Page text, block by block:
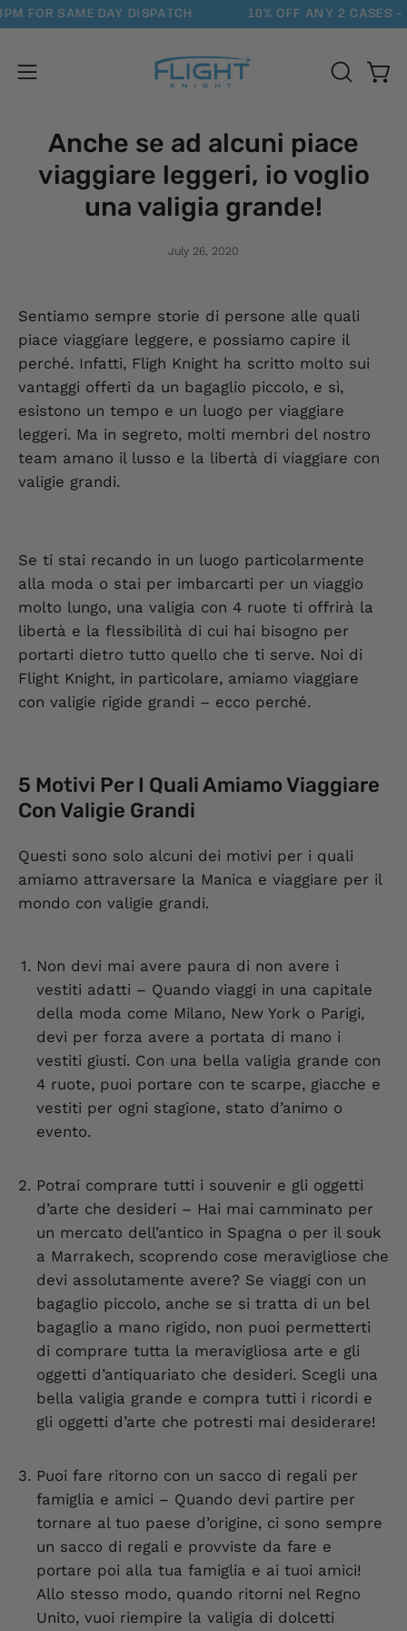
Skip
to
FOR SAME DAY DISPATCH 10% OFF ANY 2 CASES -
Open
menu
OPEN
Anche se ad alcuni piace
viaggiare leggeri, io voglio
una valigia grande!
July 26, 2020
Sentiamo sempre storie di persone alle quali
piace viaggiare leggere, e possiamo capire il
perché. Infatti, Fligh Knight ha scritto molto sui
vantaggi offerti da un bagaglio piccolo, e sì,
esistono un tempo e un luogo per viaggiare
leggeri. Ma in segreto, molti membri del nostro
team amano il lusso e la libertà di viaggiare con
valigie grandi.
Se ti stai recando in un luogo particolarmente
alla moda o stai per imbarcarti per un viaggio
molto lungo, una valigia con 4 ruote ti offrirà la
libertà e la flessibilità di cui hai bisogno per
portarti dietro tutto quello che ti serve. Noi di
Flight Knight, in particolare, amiamo viaggiare
con valigie rigide grandi – ecco perché.
5 Motivi Per I Quali Amiamo Viaggiare
Con Valigie Grandi
Questi sono solo alcuni dei motivi per i quali
amiamo attraversare la Manica e viaggiare per il
mondo con valigie grandi.
Non devi mai avere paura di non avere i
vestiti adatti – Quando viaggi in una capitale
della moda come Milano, New York o Parigi,
devi per forza avere a portata di mano i
vestiti giusti. Con una bella valigia grande con
4 ruote, puoi portare con te scarpe, giacche e
vestiti per ogni stagione, stato d’animo o
evento.
Potrai comprare tutti i souvenir e gli oggetti
d’arte che desideri – Hai mai camminato per
un mercato dell’antico in Spagna o per il souk
a Marrakech, scoprendo cose meravigliose che
devi assolutamente avere? Se viaggi con un
bagaglio piccolo, anche se si tratta di un bel
bagaglio a mano rigido, non puoi permetterti
di comprare tutta la meravigliosa arte e gli
oggetti d’antiquariato che desideri. Scegli una
bella valigia grande e compra tutti i ricordi e
gli oggetti d’arte che potresti mai desiderare!
Puoi fare ritorno con un sacco di regali per
famiglia e amici – Quando devi partire per
tornare al tuo paese d’origine, ci sono sempre
un sacco di regali e provviste da fare e
portare poi alla tua famiglia e ai tuoi amici!
Allo stesso modo, quando ritorni nel Regno
Unito, vuoi riempire la valigia di dolcetti